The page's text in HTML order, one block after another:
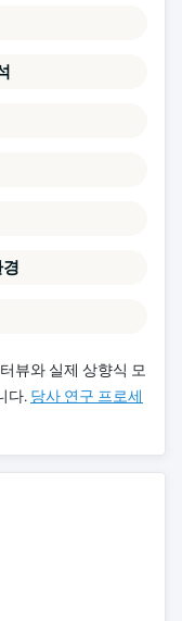
뷰와 실제 상향식 모
다. 당사 연구 프로세